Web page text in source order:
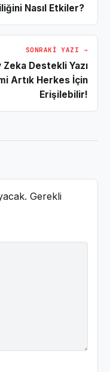
Nasıl Etkiler?
SONRAKI YAZI →
Destekli Yazı
Artık Herkes İçin
Erişilebilir!
Gerekli